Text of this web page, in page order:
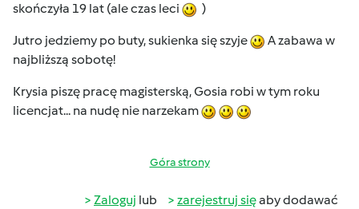
skończyła 19 lat (ale czas leci
)
Jutro jedziemy po buty, sukienka się szyje
A zabawa w
najbliższą sobotę!
Krysia piszę pracę magisterską, Gosia robi w tym roku
licencjat... na nudę nie narzekam
Góra strony
Zaloguj lub zarejestruj sięaby dodawać